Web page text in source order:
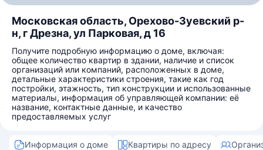
Московская область, Орехово-Зуевский р-
н, г Дрезна, ул Парковая, д 16
Получите подробную информацию о доме, включая:
общее количество квартир в здании, наличие и список
организаций или компаний, расположенных в доме,
детальные характеристики строения, такие как год
постройки, этажность, тип конструкции и использованные
материалы, информация об управляющей компании: её
название, контактные данные, и качество
предоставляемых услуг
Информация о доме Квартиры по адресу